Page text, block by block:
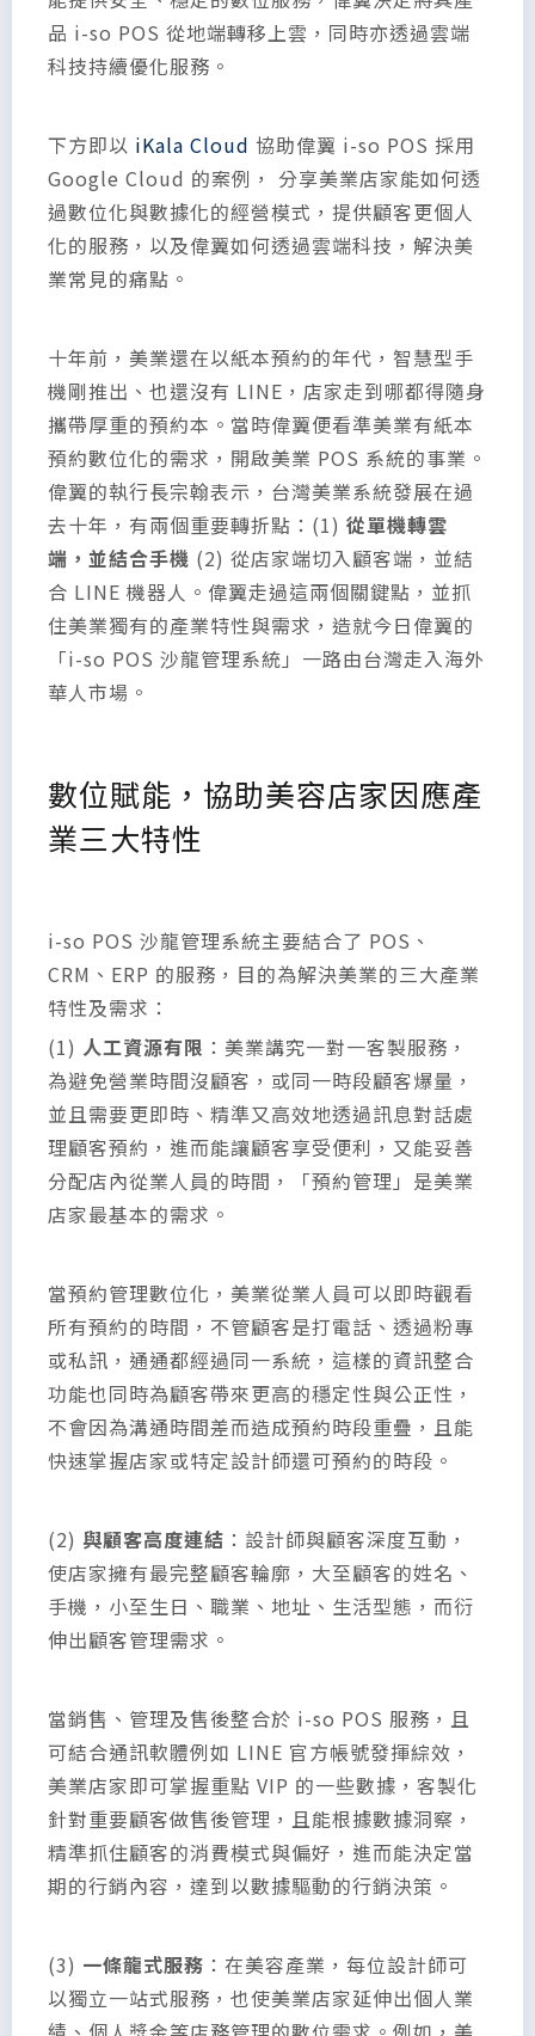
品 i-so POS 從地端轉移上雲，同時亦透過雲端
科技持續優化服務。
下方即以 iKala Cloud 協助偉翼 i-so POS 採用
Google Cloud 的案例， 分享美業店家能如何透
過數位化與數據化的經營模式，提供顧客更個人
化的服務，以及偉翼如何透過雲端科技，解決美
業常見的痛點。
十年前，美業還在以紙本預約的年代，智慧型手
機剛推出、也還沒有 LINE，店家走到哪都得隨身
攜帶厚重的預約本。當時偉翼便看準美業有紙本
預約數位化的需求，開啟美業 POS 系統的事業。
偉翼的執行長宗翰表示，台灣美業系統發展在過
去十年，有兩個重要轉折點：(1) 從單機轉雲
端，並結合手機 (2) 從店家端切入顧客端，並結
合 LINE 機器人。偉翼走過這兩個關鍵點，並抓
住美業獨有的產業特性與需求，造就今日偉翼的
「i-so POS 沙龍管理系統」一路由台灣走入海外
華人市場。
數位賦能，協助美容店家因應產
業三大特性
i-so POS 沙龍管理系統主要結合了 POS、
CRM、ERP 的服務，目的為解決美業的三大產業
特性及需求：
(1) 人工資源有限 ：美業講究一對一客製服務，
為避免營業時間沒顧客，或同一時段顧客爆量，
並且需要更即時、精準又高效地透過訊息對話處
理顧客預約，進而能讓顧客享受便利，又能妥善
分配店內從業人員的時間，「預約管理」是美業
店家最基本的需求。
當預約管理數位化，美業從業人員可以即時觀看
所有預約的時間，不管顧客是打電話、透過粉專
或私訊，通通都經過同一系統，這樣的資訊整合
功能也同時為顧客帶來更高的穩定性與公正性，
不會因為溝通時間差而造成預約時段重疊，且能
快速掌握店家或特定設計師還可預約的時段。
(2) 與顧客高度連結 ：設計師與顧客深度互動，
使店家擁有最完整顧客輪廓，大至顧客的姓名、
手機，小至生日、職業、地址、生活型態，而衍
伸出顧客管理需求。
當銷售、管理及售後整合於 i-so POS 服務，且
可結合通訊軟體例如 LINE 官方帳號發揮綜效，
美業店家即可掌握重點 VIP 的一些數據，客製化
針對重要顧客做售後管理，且能根據數據洞察，
精準抓住顧客的消費模式與偏好，進而能決定當
期的行銷內容，達到以數據驅動的行銷決策。
(3) 一條龍式服務 ：在美容產業，每位設計師可
以獨立一站式服務，也使美業店家延伸出個人業